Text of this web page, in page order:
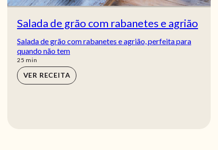
Salada de grão com rabanetes e agrião
Salada de grão com rabanetes e agrião, perfeita para
quando não tem
25 min
min
VER RECEITA